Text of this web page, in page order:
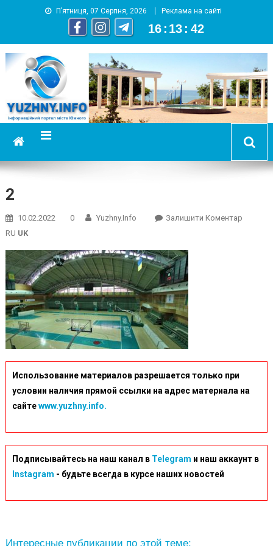
П’ятниця, 07 Серпня, 2026 Реклама на сайті
16 : 13 : 42
YUZHNY.INFO
информационный портал города Южный
2
10.02.2022 0 Yuzhny.info Залишити КоментарOn
RU UK
Использование материалов разрешается только при
условии наличия прямой ссылки на адрес материала на
сайтеwww.yuzhny.info.
Подписывайтесь на наш канал в Telegram и наш аккаунт в
Instagram - будьте всегда в курсе наших новостей
Интересные публикации по этой теме: